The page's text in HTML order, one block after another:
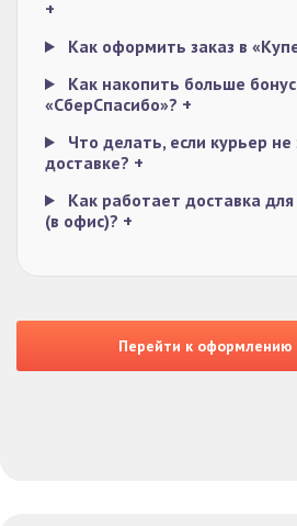
+
Как оформить заказ в
Как накопить больше
«СберСпасибо»? +
Что делать, если курьер не
доставке? +
Как работает доставка
(в офис)? +
Перейти к оформлению